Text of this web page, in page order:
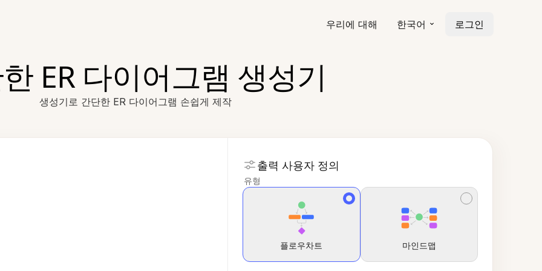
우리에 대해 한국어 로그인
ER 다이어그램 생성기
생성기로 간단한 ER 다이어그램 손쉽게 제작
출력 사용자 정의
유형
플로우차트 마인드맵